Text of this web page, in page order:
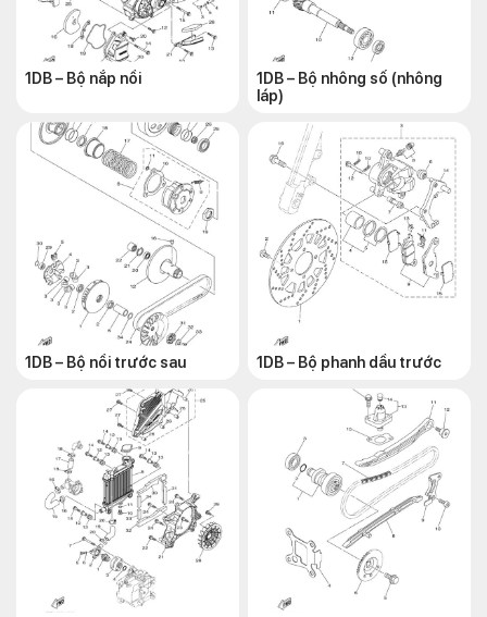
1DB – Bộ nắp nồi
1DB – Bộ nhông số (nhông
láp)
1DB – Bộ nồi trước sau 1DB – Bộ phanh dầu trước